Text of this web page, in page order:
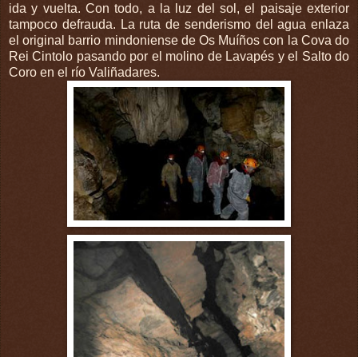
ida y vuelta. Con todo, a la luz del sol, el paisaje exterior
tampoco defrauda. La ruta de senderismodel agua enlaza
el original barrio mindoniense de Os Muíños con la Cova do
Rei Cintolo pasando por el molino de Lavapés y el Salto do
Coro en el río Valiñadares.